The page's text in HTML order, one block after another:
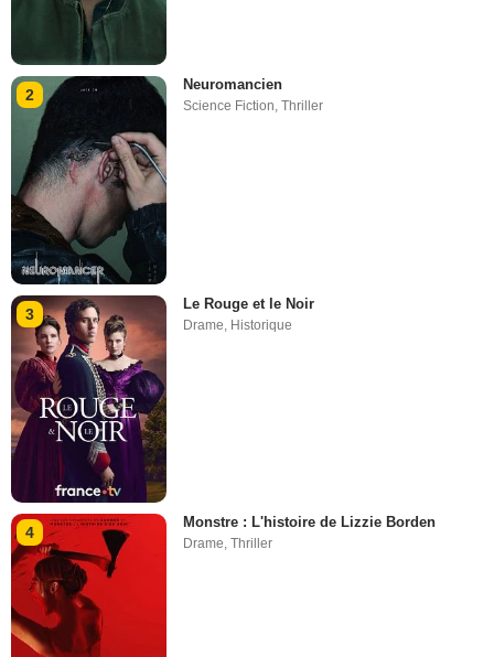
2
Neuromancien
Science Fiction,Thriller
3
Le Rouge et le Noir
Drame Historique
4
Monstre : L'histoire de Lizzie Borden
Drame,Thriller